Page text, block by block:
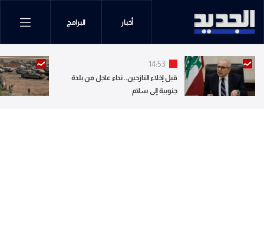
أخبار البرامج
14:53
قبل إخلاء النازحين.. نداء عاجل من بلدة
جنوبية إلى سلام